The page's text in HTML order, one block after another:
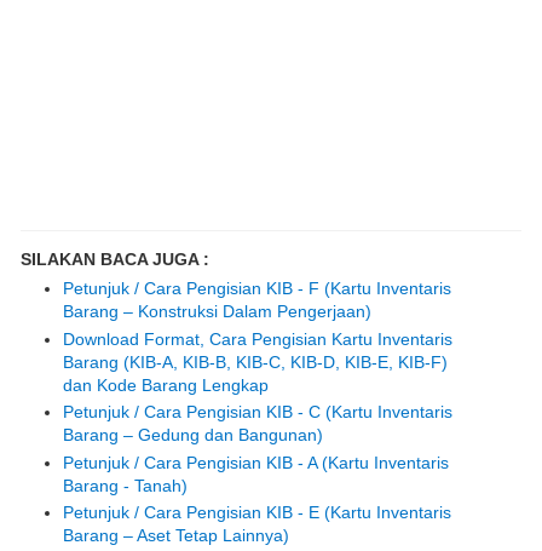
SILAKAN BACA JUGA :
Petunjuk / Cara Pengisian KIB - F (Kartu Inventaris
Barang – Konstruksi Dalam Pengerjaan)
Download Format, Cara Pengisian Kartu Inventaris
Barang (KIB-A, KIB-B, KIB-C, KIB-D, KIB-E, KIB-F)
dan Kode Barang Lengkap
Petunjuk / Cara Pengisian KIB - C (Kartu Inventaris
Barang – Gedung dan Bangunan)
Petunjuk / Cara Pengisian KIB - A (Kartu Inventaris
Barang - Tanah)
Petunjuk / Cara Pengisian KIB - E (Kartu Inventaris
Barang – Aset Tetap Lainnya)